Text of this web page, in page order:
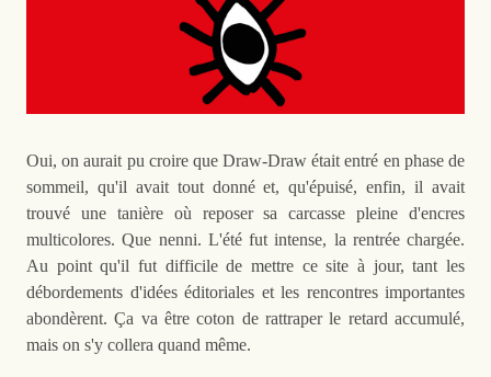
Oui, on aurait pu croire que Draw-Draw était entré en phase de
sommeil, qu'il avait tout donné et, qu'épuisé, enfin, il avait
trouvé une tanière où reposer sa carcasse pleine d'encres
multicolores. Que nenni. L'été fut intense, la rentrée chargée.
Au point qu'il fut difficile de mettre ce site à jour, tant les
débordements d'idées éditoriales et les rencontres importantes
abondèrent. Ça va être coton de rattraper le retard accumulé,
mais on s'y collera quand même.